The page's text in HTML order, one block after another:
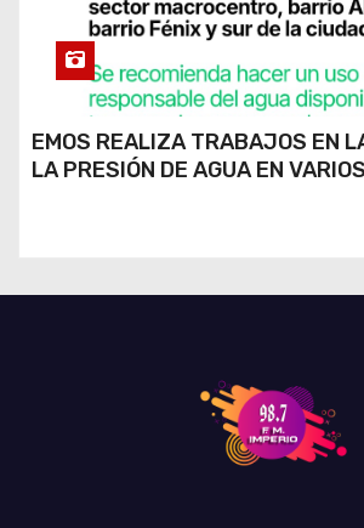
EMOS REALIZA TRABAJOS EN
LA PRESIÓN DE AGUA EN